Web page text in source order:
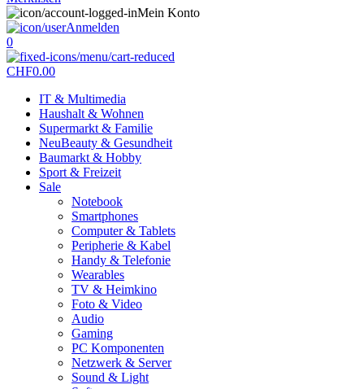
Mein Konto
Anmelden
0
CHF0.00
IT & Multimedia
Haushalt & Wohnen
Supermarkt & Familie
NeuBeauty & Gesundheit
Baumarkt & Hobby
Sport & Freizeit
Sale
Notebook
Smartphones
Computer & Tablets
Peripherie & Kabel
Handy & Telefonie
Wearables
TV & Heimkino
Foto & Video
Audio
Gaming
PC Komponenten
Netzwerk & Server
Sound & Light